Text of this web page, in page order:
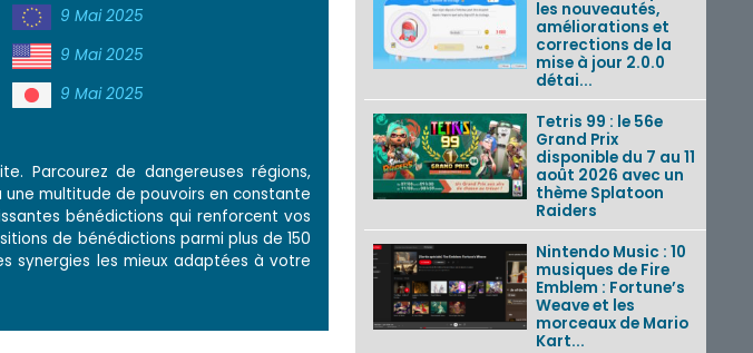
9 Mai 2025
9 Mai 2025
9 Mai 2025
Parcourez de dangereuses régions,
multitude de pouvoirs en constante
bénédictions qui renforcent vos
de bénédictions parmi plus de 150
synergies les mieux adaptées à votre
les nouveautés,
améliorations et
corrections de la
mise à jour 2.0.0
détai...
Tetris 99 : le 56e
Grand Prix
disponible du 7 au 11
août 2026 avec un
thème Splatoon
Raiders
Nintendo Music : 10
musiques de Fire
Emblem : Fortune’s
Weave et les
morceaux de Mario
Kart...